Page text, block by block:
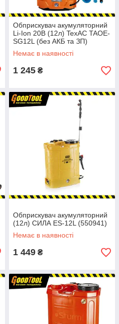
Обприскувач акумуляторний
Li-Ion 20В (12л) TexAC TAOE-
SG12L (без АКБ та ЗП)
Немає в наявності
1 245 ₴
Обприскувач акумуляторний
(12л) СИЛА ES-12L (550941)
Немає в наявності
1 449 ₴